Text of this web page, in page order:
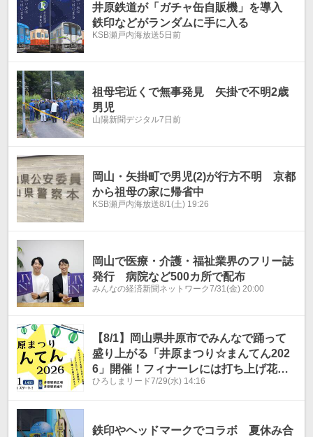
井原鉄道が「ガチャ缶自販機」を導入
鉄印などがランダムに手に入る
KSB瀬戸内海放送5日前
祖母宅近くで無事発見 矢掛で不明2歳
男児
山陽新聞デジタル7日前
岡山・矢掛町で男児(2)が行方不明 京都
から祖母の家に帰省中
KSB瀬戸内海放送8/1(土) 19:26
岡山で医療・介護・福祉業界のフリー誌
発行 病院など500カ所で配布
みんなの経済新聞ネットワーク7/31(金) 20:00
【8/1】岡山県井原市でみんなで踊って
盛り上がる「井原まつり☆まんてん202
6」開催！フィナーレには打ち上げ花火
も
ひろしまリード7/29(水) 14:16
鉄印やヘッドマークでコラボ 夏休み合